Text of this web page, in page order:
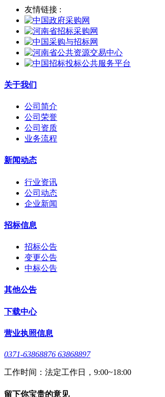
友情链接 :
关于我们
公司简介
公司荣誉
公司资质
业务流程
新闻动态
行业资讯
公司动态
企业新闻
招标信息
招标公告
变更公告
中标公告
其他公告
下载中心
营业执照信息
0371-63868876 63868897
工作时间：法定工作日，9:00~18:00
留下你宝贵的意见